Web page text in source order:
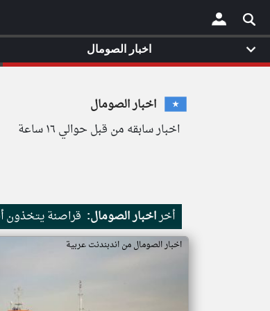
×
اخبار الصومال
اخبار سابقه من قبل حوالي ١٦ ساعة
أخراخبار الصومال: قراصنة يتخذون
اخبار الصومال من اندبندنت عربية
اخبار الصومال